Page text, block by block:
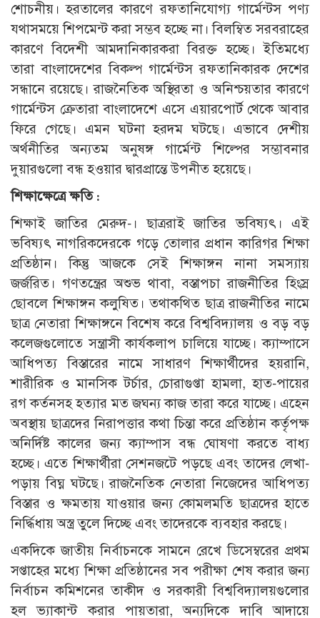
শোচনীয়। হরতালের কারণে রফতানিযোগ্য গার্মেন্টস পণ্য
যথাসময়ে শিপমেন্ট করা সম্ভব হচ্ছে না। বিলম্বিত সরবরাহের
কারণে বিদেশী আমদানিকারকরা বিরক্ত হচ্ছে। ইতিমধ্যে
তারা বাংলাদেশের বিকল্প গার্মেন্টস রফতানিকারক দেশের
সন্ধানে রয়েছে। রাজনৈতিক অস্থিরতা ও অনিশ্চয়তার কারণে
গার্মেন্টস ক্রেতারা বাংলাদেশে এসে এয়ারপোর্ট থেকে আবার
ফিরে গেছে। এমন ঘটনা হরদম ঘটছে। এভাবে দেশীয়
অর্থনীতির অন্যতম অনুষঙ্গ গার্মেন্ট শিল্পের সম্ভাবনার
দুয়ারগুলো বন্ধ হওয়ার দ্বারপ্রান্তে উপনীত হয়েছে।
শিক্ষাক্ষেত্রে ক্ষতি :
শিক্ষাই জাতির মেরুদ-। ছাত্ররাই জাতির ভবিষ্যৎ। এই
ভবিষ্যৎ নাগরিকদেরকে গড়ে তোলার প্রধান কারিগর শিক্ষা
প্রতিষ্ঠান। কিন্তু আজকে সেই শিক্ষাঙ্গন নানা সমস্যায়
জর্জরিত। গণতন্ত্রের অশুভ থাবা, বস্তাপচা রাজনীতির হিংস্র
ছোবলে শিক্ষাঙ্গন কলুষিত। তথাকথিত ছাত্র রাজনীতির নামে
ছাত্র নেতারা শিক্ষাঙ্গনে বিশেষ করে বিশ্ববিদ্যালয় ও বড় বড়
কলেজগুলোতে সন্ত্রাসী কার্যকলাপ চালিয়ে যাচ্ছে। ক্যাম্পাসে
আধিপত্য বিস্তারের নামে সাধারণ শিক্ষার্থীদের হয়রানি,
শারীরিক ও মানসিক টর্চার, চোরাগুপ্তা হামলা, হাত-পায়ের
রগ কর্তনসহ হত্যার মত জঘন্য কাজ তারা করে যাচ্ছে। এহেন
অবস্থায় ছাত্রদের নিরাপত্তার কথা চিন্তা করে প্রতিষ্ঠান কর্তৃপক্ষ
অনির্দিষ্ট কালের জন্য ক্যাম্পাস বন্ধ ঘোষণা করতে বাধ্য
হচ্ছে। এতে শিক্ষার্থীরা সেশনজটে পড়ছে এবং তাদের লেখা-
পড়ায় বিঘ্ন ঘটছে। রাজনৈতিক নেতারা নিজেদের আধিপত্য
বিস্তার ও ক্ষমতায় যাওয়ার জন্য কোমলমতি ছাত্রদের হাতে
নির্দ্ধিধায় অস্ত্র তুলে দিচ্ছে এবং তাদেরকে ব্যবহার করছে।
একদিকে জাতীয় নির্বাচনকে সামনে রেখে ডিসেম্বরের প্রথম
সপ্তাহের মধ্যে শিক্ষা প্রতিষ্ঠানের সব পরীক্ষা শেষ করার জন্য
নির্বাচন কমিশনের তাকীদ ও সরকারী বিশ্ববিদ্যালয়গুলোর
হল ভ্যাকান্ট করার পায়তারা, অন্যদিকে দাবি আদায়ে